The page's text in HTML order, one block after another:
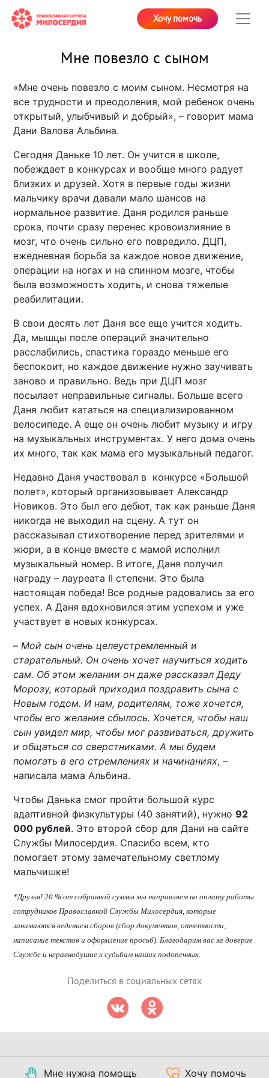
Хочу помочь
Мне повезло с сыном
«Мне очень повезло с моим сыном. Несмотря на
все трудности и преодоления, мой ребенок очень
открытый, улыбчивый и добрый», – говорит мама
Дани Валова Альбина.
Сегодня Даньке 10 лет. Он учится в школе,
побеждает в конкурсах и вообще много радует
близких и друзей. Хотя в первые годы жизни
мальчику врачи давали мало шансов на
нормальное развитие. Даня родился раньше
срока, почти сразу перенес кровоизлияние в
мозг, что очень сильно его повредило. ДЦП,
ежедневная борьба за каждое новое движение,
операции на ногах и на спинном мозге, чтобы
была возможность ходить, и снова тяжелые
реабилитации.
В свои десять лет Даня все еще учится ходить.
Да, мышцы после операций значительно
расслабились, спастика гораздо меньше его
беспокоит, но каждое движение нужно заучивать
заново и правильно. Ведь при ДЦП мозг
посылает неправильные сигналы. Больше всего
Даня любит кататься на специализированном
велосипеде. А еще он очень любит музыку и игру
на музыкальных инструментах. У него дома очень
их много, так как мама его музыкальный педагог.
Недавно Даня участвовал в конкурсе «Большой
полет», который организовывает Александр
Новиков. Это был его дебют, так как раньше Даня
никогда не выходил на сцену. А тут он
рассказывал стихотворение перед зрителями и
жюри, а в конце вместе с мамой исполнил
музыкальный номер. В итоге, Даня получил
награду – лауреата II степени. Это была
настоящая победа! Все родные радовались за его
успех. А Даня вдохновился этим успехом и уже
участвует в новых конкурсах.
–Мой сын очень целеустремленный и
старательный. Он очень хочет научиться ходить
сам. Об этом желании он даже рассказал Деду
Морозу, который приходил поздравить сына с
Новым годом. И нам, родителям, тоже хочется,
чтобы его желание сбылось. Хочется, чтобы наш
сын увидел мир, чтобы мог развиваться, дружить
и общаться со сверстниками. А мы будем
помогать в его стремлениях и начинаниях, –
написала мама Альбина.
Чтобы Данька смог пройти большой курс
адаптивной физкультуры (40 занятий), нужно92
000 рублей. Это второй сбор для Дани на сайте
Службы Милосердия. Спасибо всем, кто
помогает этому замечательному светлому
мальчишке!
*Друзья! 20 % от собранной суммы мы направляем на оплату работы
сотрудников Православной Службы Милосердия, которые
занимаются ведением сборов (сбор документов, отчетности,
написание текстов и оформление просьб). Благодарим вас за доверие
Службе и неравнодушие к судьбам наших подопечных.
Поделиться в социальных сетях
Мне нужна помощь Хочу помочь